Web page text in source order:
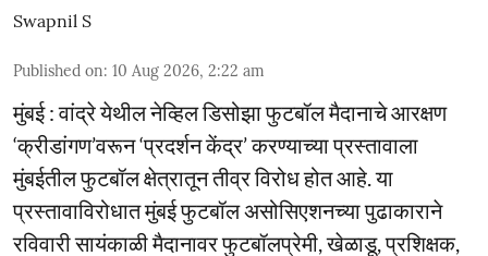
Swapnil S
Published on: 10 Aug 2026, 2:22 am
मुंबई : वांद्रे येथील नेव्हिल डिसोझा फुटबॉल मैदानाचे आरक्षण
‘क्रीडांगण’वरून ‘प्रदर्शन केंद्र’ करण्याच्या प्रस्तावाला
मुंबईतील फुटबॉल क्षेत्रातून तीव्र विरोध होत आहे. या
प्रस्तावाविरोधात मुंबई फुटबॉल असोसिएशनच्या पुढाकाराने
रविवारी सायंकाळी मैदानावर फुटबॉलप्रेमी, खेळाडू, प्रशिक्षक,